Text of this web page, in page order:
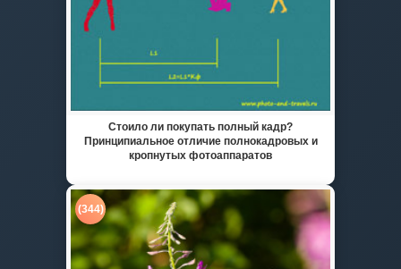
Стоило ли покупать полный кадр?
Принципиальное отличие полнокадровых и
кропнутых фотоаппаратов
(344)